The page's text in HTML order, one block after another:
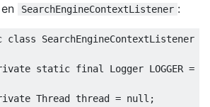
SearchEngineContextListener :
class SearchEngineContextListener
static final Logger LOGGER =
Thread thread = null ;